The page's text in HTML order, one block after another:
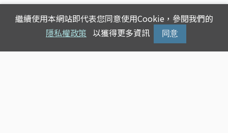
繼續使用本網站即代表您同意使用Cookie，參閱我們的
隱私權政策 以獲得更多資訊 同意